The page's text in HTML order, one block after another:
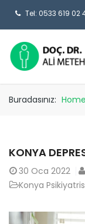
Tel: 0533 619 02
Buradasınız: Home
KONYA
30 Oca 2022
Konya